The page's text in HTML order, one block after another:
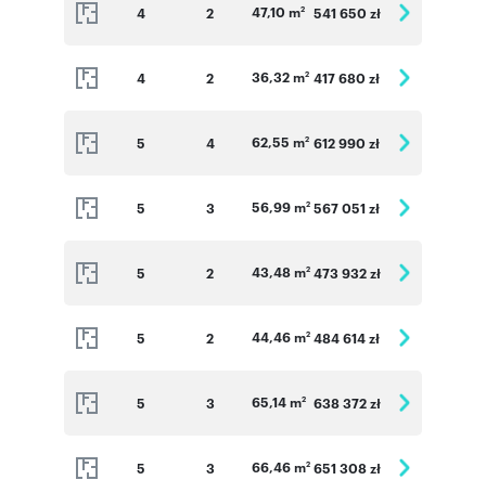
4 2 47,10 m2 541 650 zł
4 2 36,32 m2 417 680 zł
5 4 62,55 m2 612 990 zł
5 3 56,99 m2 567 051 zł
5 2 43,48 m2 473 932 zł
5 2 44,46 m2 484 614 zł
5 3 65,14 m2 638 372 zł
5 3 66,46 m2 651 308 zł